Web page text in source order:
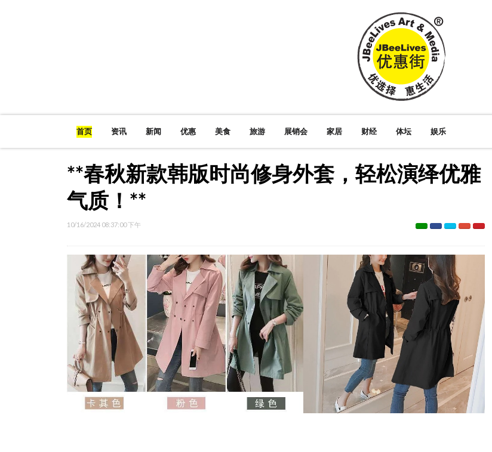
首页 资讯 新闻 优惠 美食 旅游 展销会 家居 财经 体坛 娱乐
**春秋新款韩版时尚修身外套，轻松演绎优雅
气质！**
10/16/2024 08:37:00 下午